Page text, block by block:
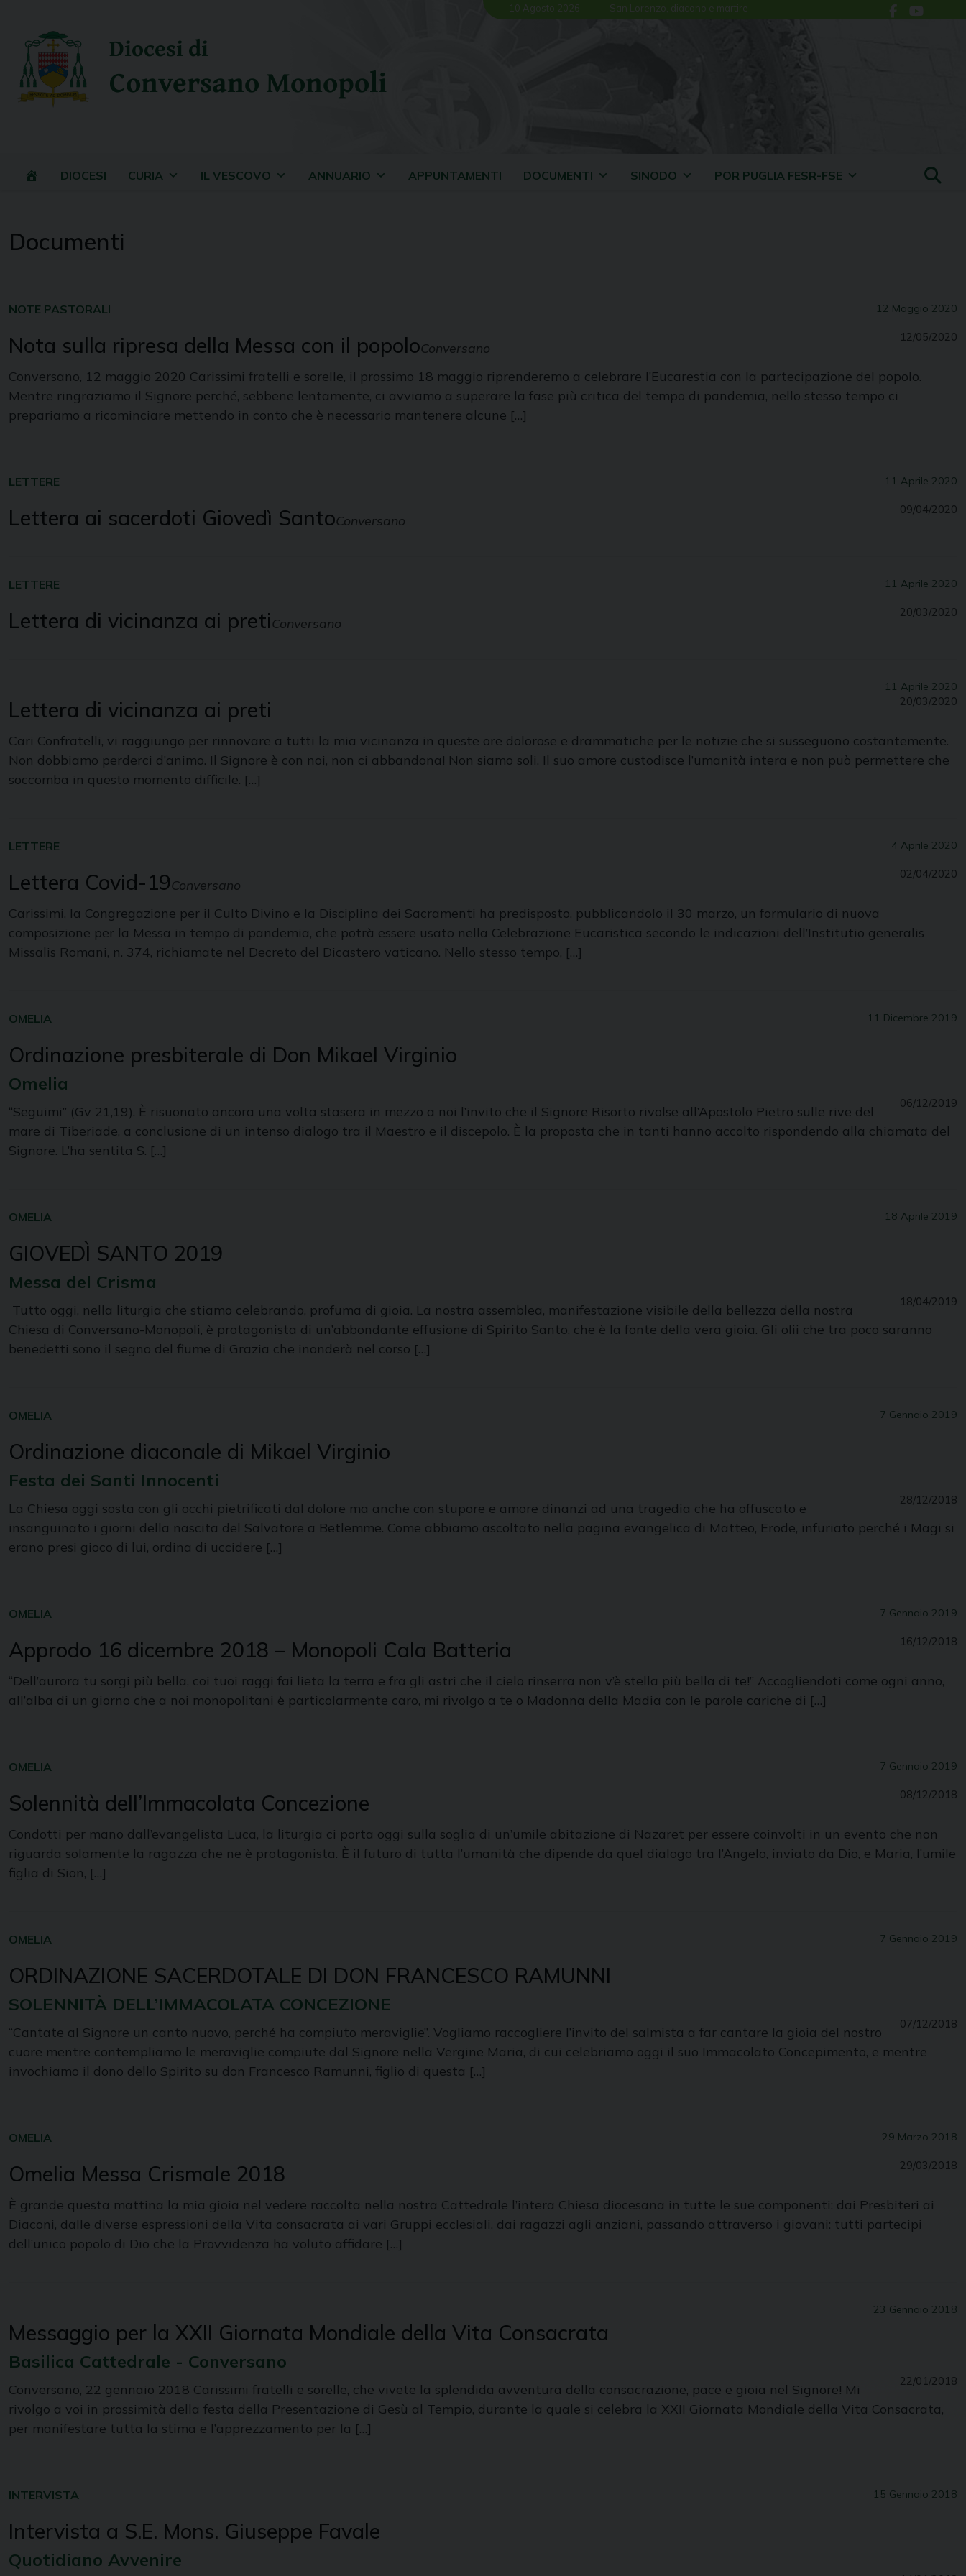
content
10 Agosto 2026 San Lorenzo, diacono e martire
Diocesi di
Conversano Monopoli
DIOCESI CURIA IL VESCOVO ANNUARIO APPUNTAMENTI DOCUMENTI SINODO POR PUGLIA FESR-FSE
Documenti
12 Maggio 2020
NOTE PASTORALI
Nota sulla ripresa della Messa con il popoloConversano
12/05/2020
Conversano, 12 maggio 2020 Carissimi fratelli e sorelle, il prossimo 18 maggio riprenderemo a celebrare l’Eucarestia con la partecipazione del popolo.
Mentre ringraziamo il Signore perché, sebbene lentamente, ci avviamo a superare la fase più critica del tempo di pandemia, nello stesso tempo ci
prepariamo a ricominciare mettendo in conto che è necessario mantenere alcune […]
11 Aprile 2020
LETTERE
Lettera ai sacerdoti Giovedì SantoConversano
09/04/2020
11 Aprile 2020
LETTERE
Lettera di vicinanza ai pretiConversano
20/03/2020
11 Aprile 2020
Lettera di vicinanza ai preti 20/03/2020
Cari Confratelli, vi raggiungo per rinnovare a tutti la mia vicinanza in queste ore dolorose e drammatiche per le notizie che si susseguono costantemente.
Non dobbiamo perderci d’animo. Il Signore è con noi, non ci abbandona! Non siamo soli. Il suo amore custodisce l’umanità intera e non può permettere che
soccomba in questo momento difficile. […]
4 Aprile 2020
LETTERE
Lettera Covid-19Conversano
02/04/2020
Carissimi, la Congregazione per il Culto Divino e la Disciplina dei Sacramenti ha predisposto, pubblicandolo il 30 marzo, un formulario di nuova
composizione per la Messa in tempo di pandemia, che potrà essere usato nella Celebrazione Eucaristica secondo le indicazioni dell’Institutio generalis
Missalis Romani, n. 374, richiamate nel Decreto del Dicastero vaticano. Nello stesso tempo, […]
11 Dicembre 2019
OMELIA
Ordinazione presbiterale di Don Mikael Virginio
Omelia
06/12/2019
“Seguimi” (Gv 21,19). È risuonato ancora una volta stasera in mezzo a noi l’invito che il Signore Risorto rivolse all’Apostolo Pietro sulle rive del
mare di Tiberiade, a conclusione di un intenso dialogo tra il Maestro e il discepolo. È la proposta che in tanti hanno accolto rispondendo alla chiamata del
Signore. L’ha sentita S. […]
18 Aprile 2019
OMELIA
GIOVEDÌ SANTO 2019
Messa del Crisma
18/04/2019
Tutto oggi, nella liturgia che stiamo celebrando, profuma di gioia. La nostra assemblea, manifestazione visibile della bellezza della nostra
Chiesa di Conversano-Monopoli, è protagonista di un’abbondante effusione di Spirito Santo, che è la fonte della vera gioia. Gli olii che tra poco saranno
benedetti sono il segno del fiume di Grazia che inonderà nel corso […]
7 Gennaio 2019
OMELIA
Ordinazione diaconale di Mikael Virginio
Festa dei Santi Innocenti
28/12/2018
La Chiesa oggi sosta con gli occhi pietrificati dal dolore ma anche con stupore e amore dinanzi ad una tragedia che ha offuscato e
insanguinato i giorni della nascita del Salvatore a Betlemme. Come abbiamo ascoltato nella pagina evangelica di Matteo, Erode, infuriato perché i Magi si
erano presi gioco di lui, ordina di uccidere […]
7 Gennaio 2019
OMELIA
Approdo 16 dicembre 2018 – Monopoli Cala Batteria 16/12/2018
“Dell’aurora tu sorgi più bella, coi tuoi raggi fai lieta la terra e fra gli astri che il cielo rinserra non v’è stella più bella di te!” Accogliendoti come ogni anno,
all’alba di un giorno che a noi monopolitani è particolarmente caro, mi rivolgo a te o Madonna della Madia con le parole cariche di […]
7 Gennaio 2019
OMELIA
Solennità dell’Immacolata Concezione 08/12/2018
Condotti per mano dall’evangelista Luca, la liturgia ci porta oggi sulla soglia di un’umile abitazione di Nazaret per essere coinvolti in un evento che non
riguarda solamente la ragazza che ne è protagonista. È il futuro di tutta l’umanità che dipende da quel dialogo tra l’Angelo, inviato da Dio, e Maria, l’umile
figlia di Sion, […]
7 Gennaio 2019
OMELIA
ORDINAZIONE SACERDOTALE DI DON FRANCESCO RAMUNNI
SOLENNITÀ DELL’IMMACOLATA CONCEZIONE
07/12/2018
“Cantate al Signore un canto nuovo, perché ha compiuto meraviglie”. Vogliamo raccogliere l’invito del salmista a far cantare la gioia del nostro
cuore mentre contempliamo le meraviglie compiute dal Signore nella Vergine Maria, di cui celebriamo oggi il suo Immacolato Concepimento, e mentre
invochiamo il dono dello Spirito su don Francesco Ramunni, figlio di questa […]
29 Marzo 2018
OMELIA
Omelia Messa Crismale 2018 29/03/2018
È grande questa mattina la mia gioia nel vedere raccolta nella nostra Cattedrale l’intera Chiesa diocesana in tutte le sue componenti: dai Presbiteri ai
Diaconi, dalle diverse espressioni della Vita consacrata ai vari Gruppi ecclesiali, dai ragazzi agli anziani, passando attraverso i giovani: tutti partecipi
dell’unico popolo di Dio che la Provvidenza ha voluto affidare […]
23 Gennaio 2018
Messaggio per la XXII Giornata Mondiale della Vita Consacrata
Basilica Cattedrale - Conversano
22/01/2018
Conversano, 22 gennaio 2018 Carissimi fratelli e sorelle, che vivete la splendida avventura della consacrazione, pace e gioia nel Signore! Mi
rivolgo a voi in prossimità della festa della Presentazione di Gesù al Tempio, durante la quale si celebra la XXII Giornata Mondiale della Vita Consacrata,
per manifestare tutta la stima e l’apprezzamento per la […]
15 Gennaio 2018
INTERVISTA
Intervista a S.E. Mons. Giuseppe Favale
Quotidiano Avvenire